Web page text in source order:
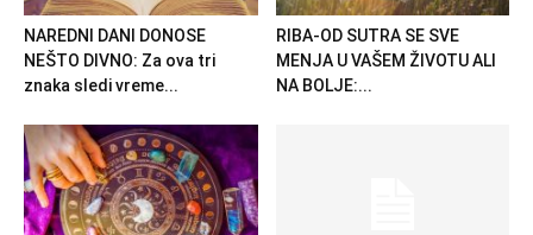
NAREDNI DANI DONOSE
NEŠTO DIVNO: Za ova tri
znaka sledi vreme...
RIBA-OD SUTRA SE SVE
MENJA U VAŠEM ŽIVOTU ALI
NA BOLJE:...